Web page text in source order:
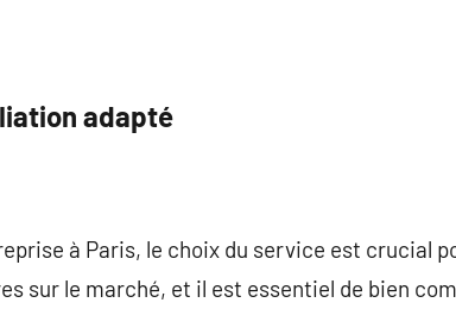
adapté
à Paris, le choix du service est crucial
sur le marché, et il est essentiel de bien